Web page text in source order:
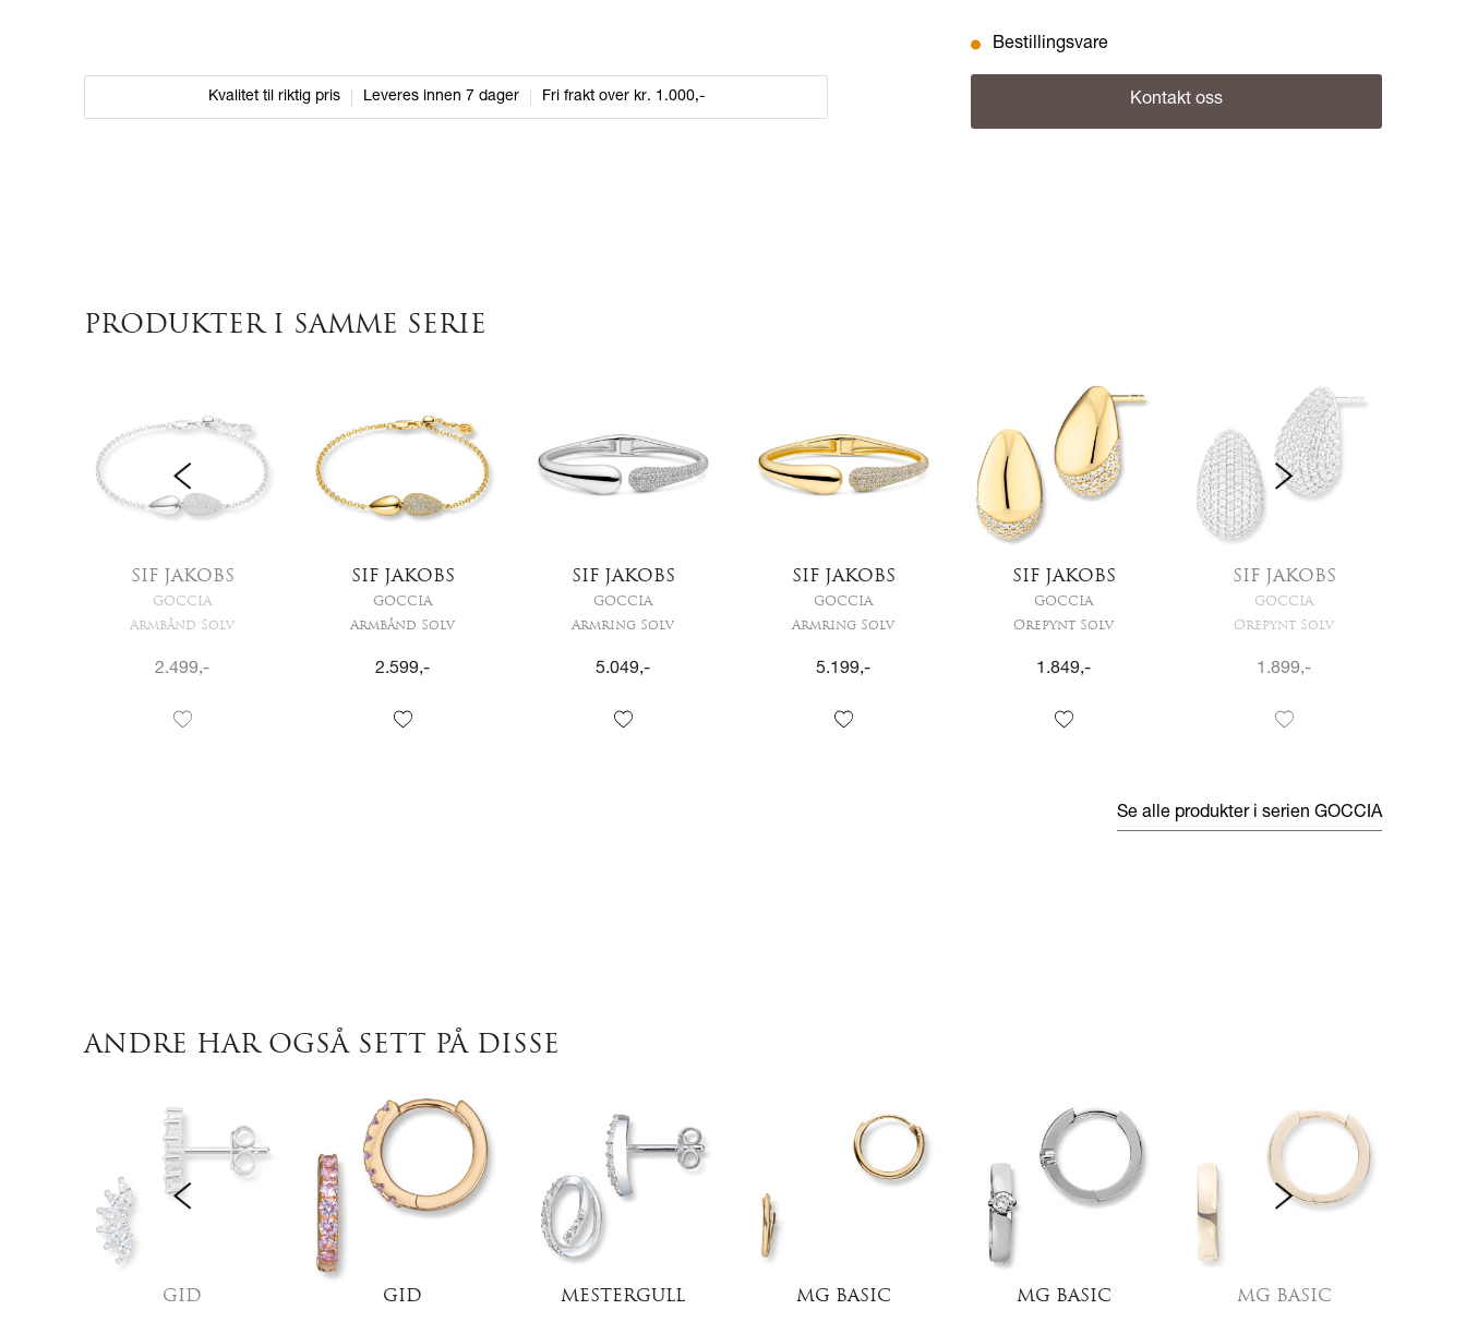
Kvalitet til riktig pris Leveres innen 7 dager Fri frakt over kr. 1.000,-
Bestillingsvare
Kontakt oss
PRODUKTER I SAMME SERIE
SIF JAKOBS
GOCCIA
Armbånd Sølv
2.499,-
SIF JAKOBS
GOCCIA
Armbånd Sølv
2.599,-
SIF JAKOBS
GOCCIA
Armring Sølv
5.049,-
SIF JAKOBS
GOCCIA
Armring Sølv
5.199,-
SIF JAKOBS
GOCCIA
Ørepynt Sølv
1.849,-
SIF JAKOBS
GOCCIA
Ørepynt Sølv
1.899,-
Se alle produkter i serien GOCCIA
ANDRE HAR OGSÅ SETT PÅ DISSE
GID GID MESTERGULL MG BASIC MG BASIC MG BASIC